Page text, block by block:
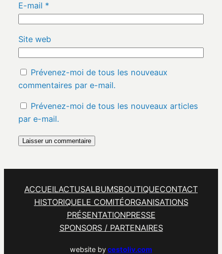
E-mail *
Site web
Prévenez-moi de tous les nouveaux
commentaires par e-mail.
Prévenez-moi de tous les nouveaux articles
par e-mail.
ACCUEILACTUSALBUMSBOUTIQUECONTACT
HISTORIQUELE COMITÉORGANISATIONS
PRÉSENTATIONPRESSE
SPONSORS / PARTENAIRES
website bycestoliv.com